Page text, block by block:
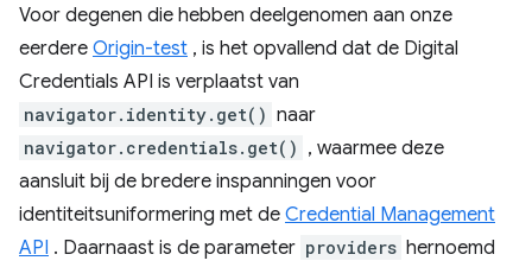
Voor degenen die hebben deelgenomen aan onze
eerdere Origin-test , is het opvallend dat de Digital
Credentials API is verplaatst van
navigator.identity.get() naar
navigator.credentials.get() , waarmee deze
aansluit bij de bredere inspanningen voor
identiteitsuniformering met de Credential Management
API . Daarnaast is de parameter providers hernoemd